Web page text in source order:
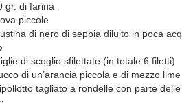
gr. di farina
piccole
di nero di seppia diluito in poca
di scoglio sfilettate (in totale 6 filetti)
di un’arancia piccola e di mezzo lime
tagliato a rondelle con parte